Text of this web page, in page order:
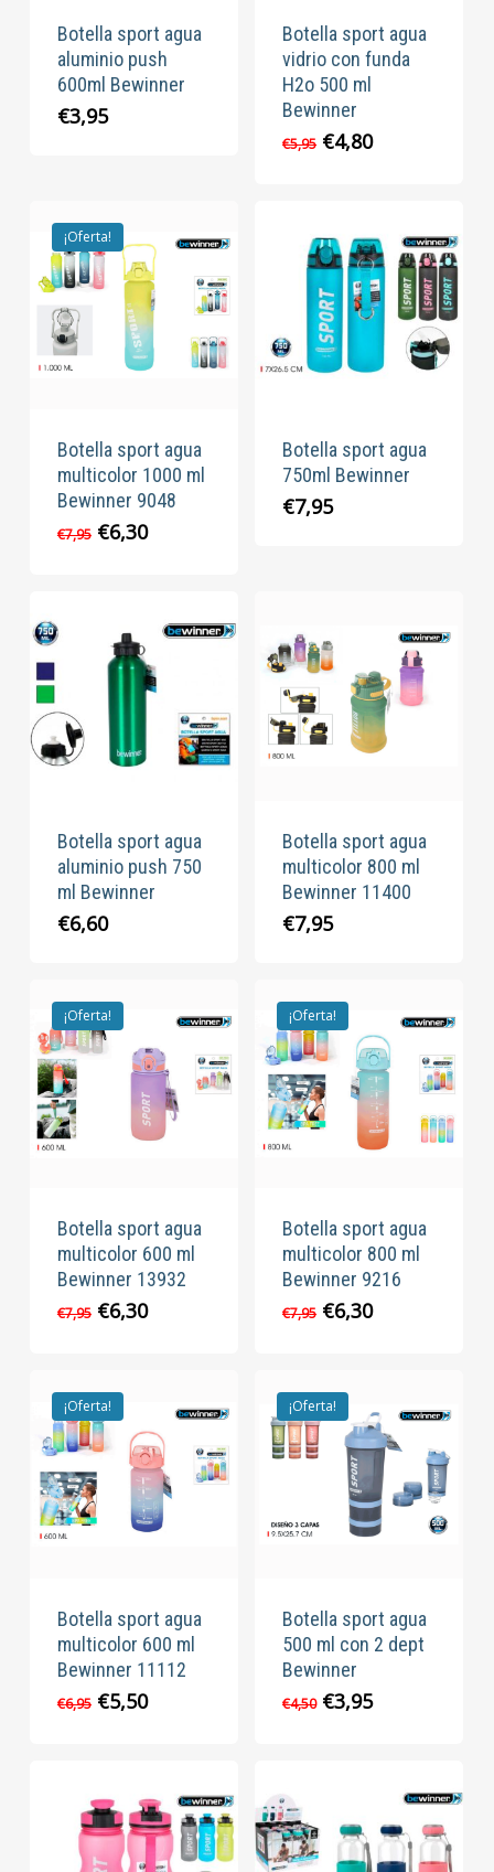
Botella sport agua
aluminio push
600ml Bewinner
€3,95
Botella sport agua
vidrio con funda
H2o 500 ml
Bewinner
€5,95 El
€5,95.
€4,80El
€4,80.
¡Oferta!
Botella sport agua
multicolor 1000 ml
Bewinner 9048
€7,95 El
€7,95.
€6,30El
€6,30.
Botella sport agua
750ml Bewinner
€7,95
Botella sport agua
aluminio push 750
ml Bewinner
€6,60
Botella sport agua
multicolor 800 ml
Bewinner 11400
€7,95
¡Oferta!
Botella sport agua
multicolor 600 ml
Bewinner 13932
€7,95 El
€7,95.
€6,30El
€6,30.
¡Oferta!
Botella sport agua
multicolor 800 ml
Bewinner 9216
€7,95 El
€7,95.
€6,30El
€6,30.
¡Oferta!
Botella sport agua
multicolor 600 ml
Bewinner 11112
€6,95 El
€6,95.
€5,50El
€5,50.
¡Oferta!
Botella sport agua
500 ml con 2 dept
Bewinner
€4,50 El
€3,95El
€3,95.